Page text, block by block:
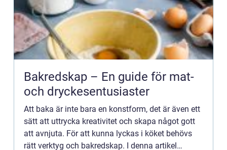
Bakredskap – En guide för mat-
och dryckesentusiaster
Att baka är inte bara en konstform, det är även ett
sätt att uttrycka kreativitet och skapa något gott
att avnjuta. För att kunna lyckas i köket behövs
rätt verktyg och bakredskap. I denna artikel